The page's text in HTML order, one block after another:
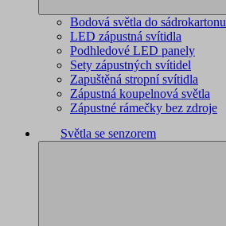
Bodová světla do sádrokartonu
LED zápustná svítidla
Podhledové LED panely
Sety zápustných svítidel
Zapuštěná stropní svítidla
Zápustná koupelnová světla
Zápustné rámečky bez zdroje
Světla se senzorem